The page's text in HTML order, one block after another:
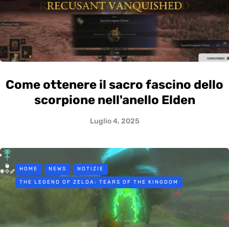
Come ottenere il sacro fascino dello
scorpione nell'anello Elden
Luglio 4, 2025
HOME NEWS NOTIZIE
THE LEGEND OF ZELDA: TEARS OF THE KINGDOM